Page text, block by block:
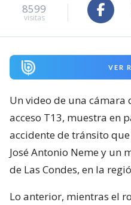
8599
visitas
VER
Un video de una
acceso T13, muestra en
accidente de tránsito
José Antonio Neme y un
de Las Condes, en la
Lo anterior, mientras el